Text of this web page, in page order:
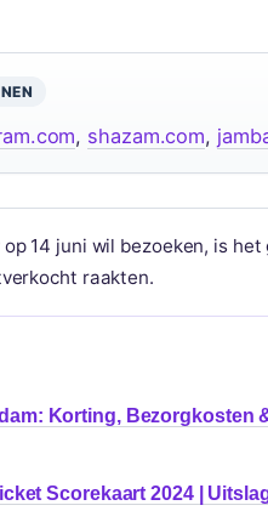
, shazam.com,
14 juni wil bezoeken, is
raakten.
Korting, Bezorgkosten
Scorekaart 2024 |